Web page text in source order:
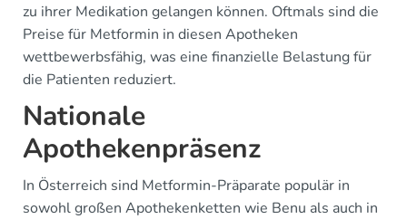
zu ihrer Medikation gelangen können. Oftmals sind die
Preise für Metformin in diesen Apotheken
wettbewerbsfähig, was eine finanzielle Belastung für
die Patienten reduziert.
Nationale
Apothekenpräsenz
In Österreich sind Metformin-Präparate populär in
sowohl großen Apothekenketten wie Benu als auch in